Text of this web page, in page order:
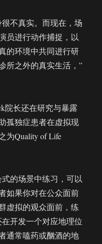
不真实。而现在，场
员进行动作捕捉，以
的环境中共同进行研
所之外的真实生活，”
院长还在研究与暴露
孤独症患者在虚拟现
为Quality of Life
的场景中练习，可以
如果你对在公众面前
虚拟的观众面前，练
开发一个对应地理位
通常嗑药或酗酒的地